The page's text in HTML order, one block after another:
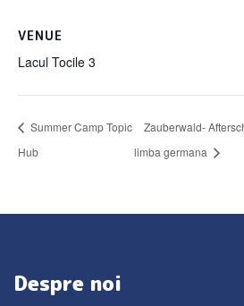
VENUE
Lacul Tocile 3
Summer Camp Topic
Hub
Zauberwald-
limba germana
Despre noi